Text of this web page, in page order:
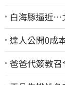
白海豚逼近…
達人公開0成
爸爸代簽教
不去」換3個